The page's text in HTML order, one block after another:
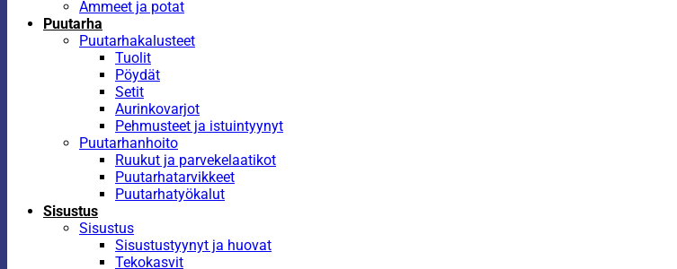
Ammeet ja potat
Puutarha
Puutarhakalusteet
Tuolit
Pöydät
Setit
Aurinkovarjot
Pehmusteet ja istuintyynyt
Puutarhanhoito
Ruukut ja parvekelaatikot
Puutarhatarvikkeet
Puutarhatyökalut
Sisustus
Sisustus
Sisustustyynyt ja huovat
Tekokasvit